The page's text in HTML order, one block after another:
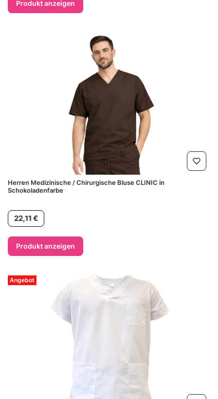
Produkt anzeigen
Herren Medizinische / Chirurgische Bluse CLINIC in
Schokoladenfarbe
Preis
22,11 €
Produkt anzeigen
Angebot